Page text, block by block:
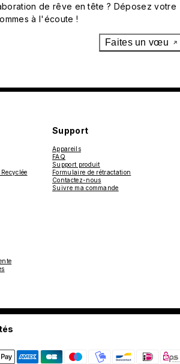
de rêve en tête ? Déposez votre
à l'écoute !
Faites un vœu
Support
Appareils
FAQ
Support produit
Formulaire de rétractation
Contactez-nous
Suivre ma commande